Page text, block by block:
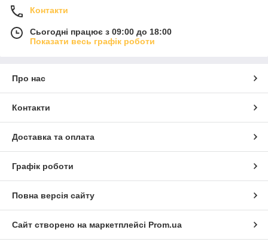
Контакти
Сьогодні працює з 09:00 до 18:00
Показати весь графік роботи
Про нас
Контакти
Доставка та оплата
Графік роботи
Повна версія сайту
Сайт створено на маркетплейсі Prom.ua